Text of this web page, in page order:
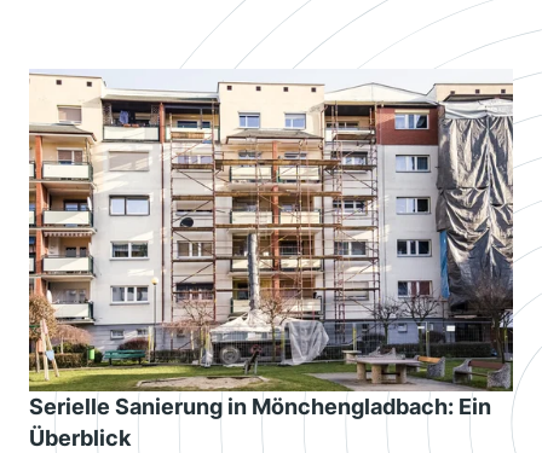
Serielle Sanierung in Mönchengladbach: Ein
Überblick